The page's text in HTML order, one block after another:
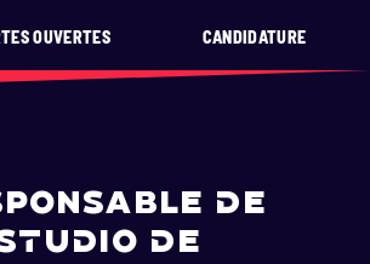
OUVERTES CANDIDATURE
DE
DE